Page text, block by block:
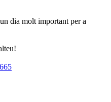
dia molt important per a